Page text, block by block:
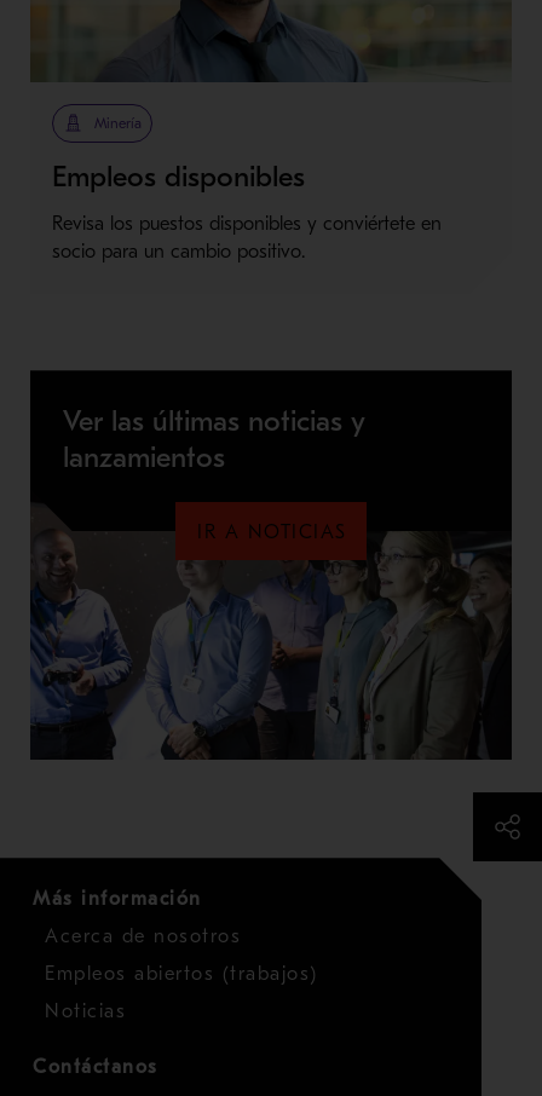
Minería
Empleos disponibles
Revisa los puestos disponibles y conviértete en
socio para un cambio positivo.
Ver las últimas noticias y
lanzamientos
IR A NOTICIAS
Más información
Acerca de nosotros
Empleos abiertos (trabajos)
Noticias
Contáctanos